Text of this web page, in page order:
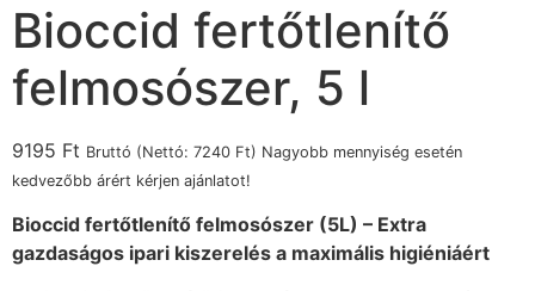
Bioccid fertőtlenítő
felmosószer, 5 l
9195 Ft Bruttó (Nettó: 7240 Ft) Nagyobb mennyiség esetén
kedvezőbb árért kérjen ajánlatot!
Bioccid fertőtlenítő felmosószer (5L) – Extra
gazdaságos ipari kiszerelés a maximális higiéniáért